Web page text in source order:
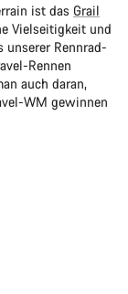
ist das Grail
Vielseitigkeit und
Rennrad-
Rennen
auch daran,
WM gewinnen